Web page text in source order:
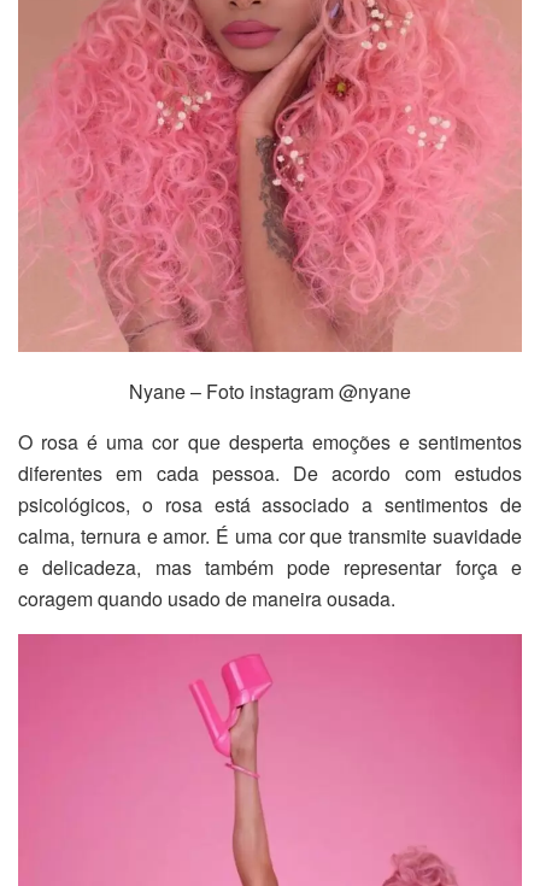
Nyane – Foto instagram @nyane
O rosa é uma cor que desperta emoções e sentimentos
diferentes em cada pessoa. De acordo com estudos
psicológicos, o rosa está associado a sentimentos de
calma, ternura e amor. É uma cor que transmite suavidade
e delicadeza, mas também pode representar força e
coragem quando usado de maneira ousada.